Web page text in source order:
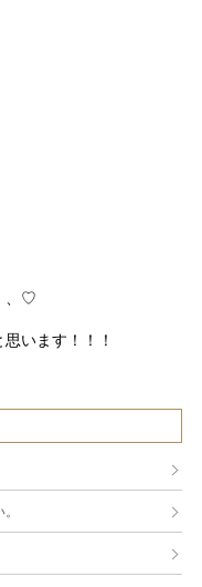
、♡
います！！！